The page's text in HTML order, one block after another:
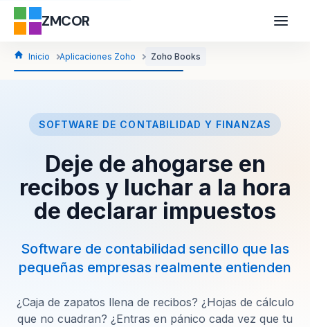
ZMCOR
Inicio Aplicaciones Zoho Zoho Books
SOFTWARE DE CONTABILIDAD Y FINANZAS
Deje de ahogarse en
recibos y luchar a la hora
de declarar impuestos
Software de contabilidad sencillo que las
pequeñas empresas realmente entienden
¿Caja de zapatos llena de recibos? ¿Hojas de cálculo
que no cuadran? ¿Entras en pánico cada vez que tu